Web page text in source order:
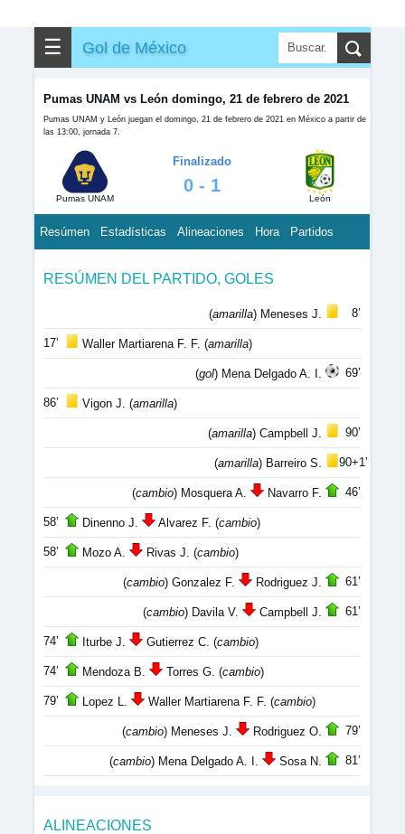
☰ Gol de México
Pumas UNAM vs León domingo, 21 de febrero de 2021
Pumas UNAM y León juegan el domingo, 21 de febrero de 2021 en México a partir de
las 13:00, jornada 7.
Pumas UNAM
Finalizado
0 - 1
León
Resúmen Estadísticas Alineaciones Hora Partidos
RESÚMEN DEL PARTIDO, GOLES
(amarilla) Meneses J. 8’
17’ Waller Martiarena F. F. (amarilla)
(gol) Mena Delgado A. I. 69’
86’ Vigon J. (amarilla)
(amarilla) Campbell J. 90’
(amarilla) Barreiro S. 90+1’
(cambio) Mosquera A. Navarro F. 46’
58’ Dinenno J. Alvarez F. (cambio)
58’ Mozo A. Rivas J. (cambio)
(cambio) Gonzalez F. Rodriguez J. 61’
(cambio) Davila V. Campbell J. 61’
74’ Iturbe J. Gutierrez C. (cambio)
74’ Mendoza B. Torres G. (cambio)
79’ Lopez L. Waller Martiarena F. F. (cambio)
(cambio) Meneses J. Rodriguez O. 79’
(cambio) Mena Delgado A. I. Sosa N. 81’
ALINEACIONES